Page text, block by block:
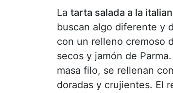
La tarta salada a la
buscan algo diferente y
con un relleno cremoso
secos y jamón de
masa filo, se rellenan
doradas y crujientes. El